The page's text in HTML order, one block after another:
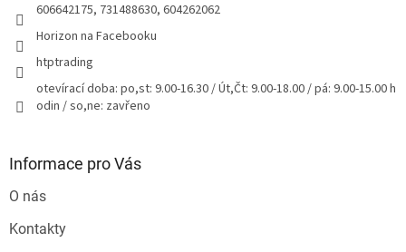
606642175, 731488630, 604262062
Horizon na Facebooku
htptrading
otevírací doba: po,st: 9.00-16.30 / Út,Čt: 9.00-18.00 / pá: 9.00-15.00 h
odin / so,ne: zavřeno
Informace pro Vás
O nás
Kontakty